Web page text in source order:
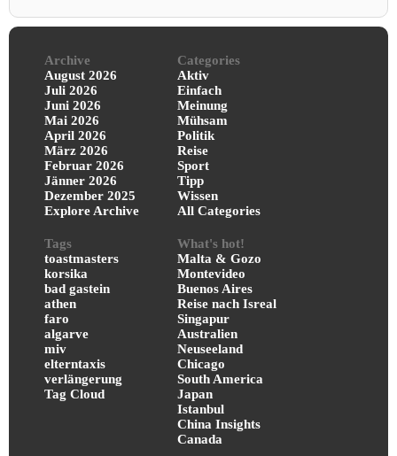
Archive
August 2026
Juli 2026
Juni 2026
Mai 2026
April 2026
März 2026
Februar 2026
Jänner 2026
Dezember 2025
Explore Archive
Categories
Aktiv
Einfach
Meinung
Mühsam
Politik
Reise
Sport
Tipp
Wissen
All Categories
Tags
toastmasters
korsika
bad gastein
athen
faro
algarve
miv
elterntaxis
verlängerung
Tag Cloud
What's hot!
Malta & Gozo
Montevideo
Buenos Aires
Reise nach Isreal
Singapur
Australien
Neuseeland
Chicago
South America
Japan
Istanbul
China Insights
Canada